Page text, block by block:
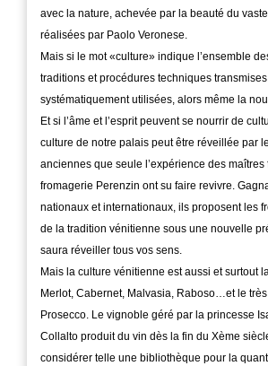
avec la nature, achevée par la beauté du
réalisées par Paolo Veronese.
Mais si le mot «culture» indique l’ensemble
traditions et procédures techniques
systématiquement utilisées, alors même la
Et si l’âme et l’esprit peuvent se nourrir de
culture de notre palais peut être réveillée par
anciennes que seule l’expérience des
fromagerie Perenzin ont su faire revivre.
nationaux et internationaux, ils proposent les
de la tradition vénitienne sous une nouvelle
saura réveiller tous vos sens.
Mais la culture vénitienne est aussi et surtout
Merlot, Cabernet, Malvasia, Raboso…et le
Prosecco. Le vignoble géré par la princesse
Collalto produit du vin dès la fin du Xème
considérer telle une bibliothèque pour la